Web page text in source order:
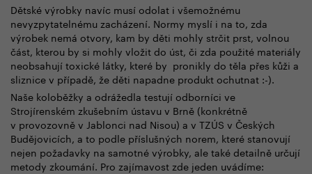
Dětské výrobky navíc musí odolat i všemožnému
nevyzpytatelnému zacházení. Normy myslí i na to, zda
výrobek nemá otvory, kam by děti mohly strčit prst, volnou
část, kterou by si mohly vložit do úst, či zda použité materiály
neobsahují toxické látky, které by pronikly do těla přes kůži a
sliznice v případě, že děti napadne produkt ochutnat :-).
Naše koloběžky a odrážedla testují odborníci ve
Strojírenském zkušebním ústavu v Brně (konkrétně
v provozovně v Jablonci nad Nisou) a v TZÚS v Českých
Budějovicích, a to podle příslušných norem, které stanovují
nejen požadavky na samotné výrobky, ale také detailně určují
metody zkoumání. Pro zajímavost zde jeden uvádíme: